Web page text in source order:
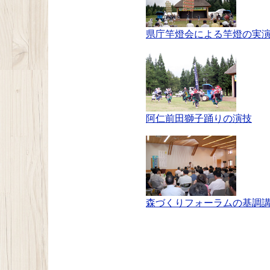
県庁竿燈会による竿燈の実
阿仁前田獅子踊りの演技
森づくりフォーラムの基調